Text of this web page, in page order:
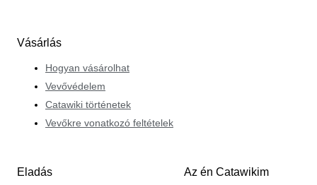
Vásárlás
Hogyan vásárolhat
Vevővédelem
Catawiki történetek
Vevőkre vonatkozó feltételek
Eladás Az én Catawikim